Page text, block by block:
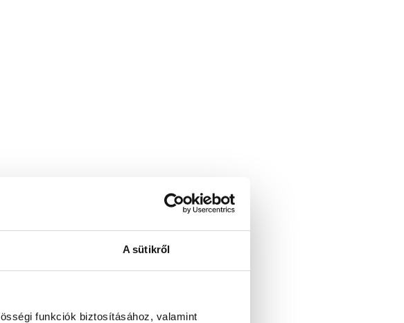
A sütikről
funkciók biztosításához, valamint